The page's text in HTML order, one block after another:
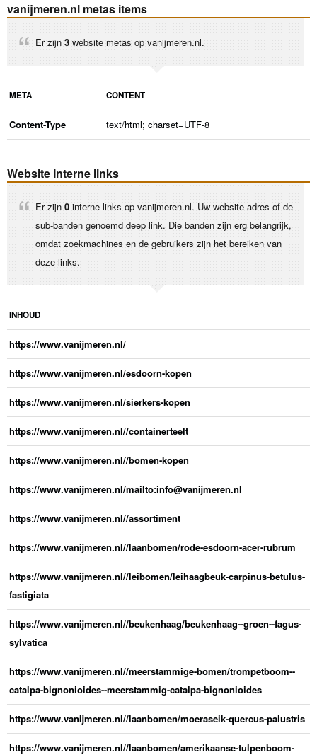
vanijmeren.nl metas items
Er zijn 3 website metas op vanijmeren.nl.
META CONTENT
Content-Type text/html; charset=UTF-8
Website Interne links
Er zijn 0 interne links op vanijmeren.nl. Uw website-adres of de
sub-banden genoemd deep link. Die banden zijn erg belangrijk,
omdat zoekmachines en de gebruikers zijn het bereiken van
deze links.
INHOUD
https://www.vanijmeren.nl/
https://www.vanijmeren.nl/esdoorn-kopen
https://www.vanijmeren.nl/sierkers-kopen
https://www.vanijmeren.nl//containerteelt
https://www.vanijmeren.nl//bomen-kopen
https://www.vanijmeren.nl/mailto:info@vanijmeren.nl
https://www.vanijmeren.nl//assortiment
https://www.vanijmeren.nl//laanbomen/rode-esdoorn-acer-rubrum
https://www.vanijmeren.nl//leibomen/leihaagbeuk-carpinus-betulus-
fastigiata
https://www.vanijmeren.nl//beukenhaag/beukenhaag--groen--fagus-
sylvatica
https://www.vanijmeren.nl//meerstammige-bomen/trompetboom--
catalpa-bignonioides--meerstammig-catalpa-bignonioides
https://www.vanijmeren.nl//laanbomen/moeraseik-quercus-palustris
https://www.vanijmeren.nl//laanbomen/amerikaanse-tulpenboom-